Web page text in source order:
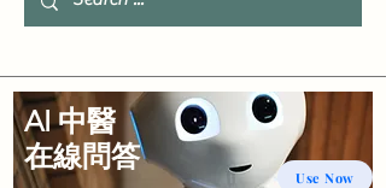
Use Now
AI 中醫
​在線問答